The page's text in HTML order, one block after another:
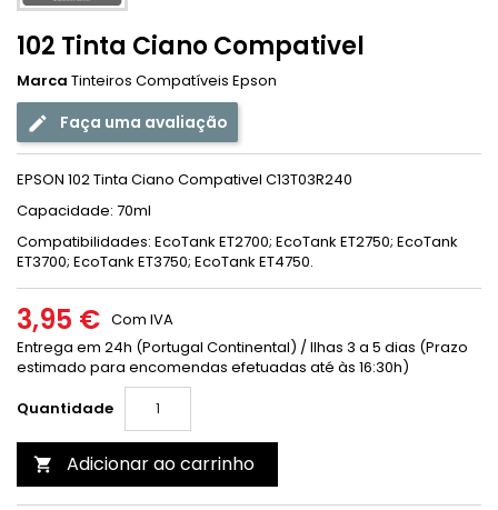
102 Tinta Ciano Compativel
Marca Tinteiros Compatíveis Epson
Faça uma avaliação
EPSON 102 Tinta Ciano Compativel C13T03R240
Capacidade: 70ml
Compatibilidades: EcoTank ET2700; EcoTank ET2750; EcoTank
ET3700; EcoTank ET3750; EcoTank ET4750.
3,95 € Com IVA
Entrega em 24h (Portugal Continental) / Ilhas 3 a 5 dias (Prazo
estimado para encomendas efetuadas até às 16:30h)
Quantidade
 Adicionar ao carrinho